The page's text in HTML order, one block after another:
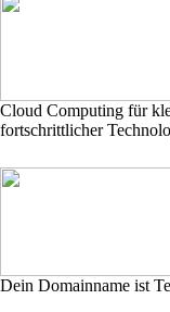
Cloud Computing für
fortschrittlicher
Dein Domainname ist